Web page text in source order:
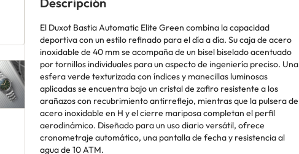
El Duxot Bastia Automatic Elite Green combina la capacidad
deportiva con un estilo refinado para el día a día. Su caja de acero
inoxidable de 40 mm se acompaña de un bisel biselado acentuado
por tornillos individuales para un aspecto de ingeniería preciso. Una
esfera verde texturizada con índices y manecillas luminosas
aplicadas se encuentra bajo un cristal de zafiro resistente a los
arañazos con recubrimiento antirreflejo, mientras que la pulsera de
acero inoxidable en H y el cierre mariposa completan el perfil
aerodinámico. Diseñado para un uso diario versátil, ofrece
cronometraje automático, una pantalla de fecha y resistencia al
agua de 10 ATM.